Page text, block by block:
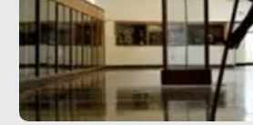
Cerca
Contatti